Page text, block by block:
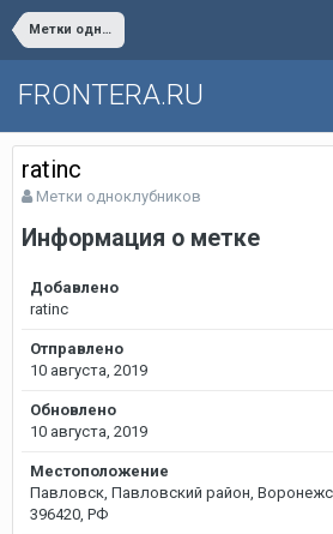
Метки одноклубников
FRONTERA.RU
ratinc
Метки одноклубников
Информация о метке
Добавлено
ratinc
Отправлено
10 августа, 2019
Обновлено
10 августа, 2019
Местоположение
Павловск, Павловский район,
396420, РФ